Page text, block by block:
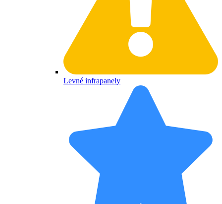
Levné infrapanely